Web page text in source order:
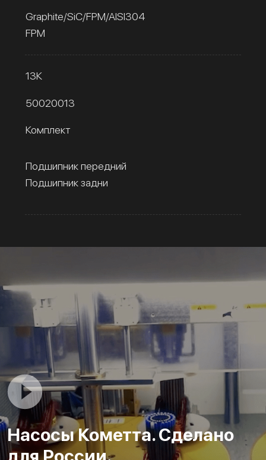
Graphite/SiC/FPM/AISI304
FPM
13К
50020013
Комплект
Подшипник передний
Подшипник задни
Насосы Кометта. Сделано